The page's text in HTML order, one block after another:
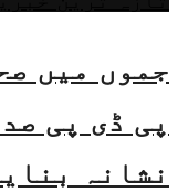
جموں میں
پی ڈی پی
نشانہ